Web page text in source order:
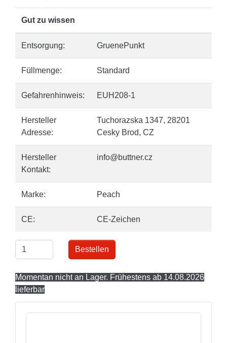
Gut zu wissen
Entsorgung: GruenePunkt
Füllmenge: Standard
Gefahrenhinweis: EUH208-1
Hersteller
Adresse:
Tuchorazska 1347, 28201
Cesky Brod, CZ
Hersteller
Kontakt:
info@buttner.cz
Marke: Peach
CE: CE-Zeichen
Bestellen
Momentan nicht an Lager. Frühestens ab 14.08.2026
lieferbar